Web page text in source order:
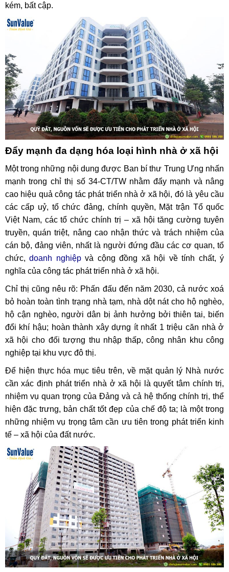
kém, bất cập.
Đẩy mạnh đa dạng hóa loại hình nhà ở xã hội
Một trong những nội dung được Ban bí thư Trung Ưng nhấn
mạnh trong chỉ thị số 34-CT/TW nhằm đẩy mạnh và nâng
cao hiệu quả công tác phát triển nhà ở xã hội, đó là yêu cầu
các cấp uỷ, tổ chức đảng, chính quyền, Mặt trận Tổ quốc
Việt Nam, các tổ chức chính trị – xã hội tăng cường tuyên
truyền, quán triệt, nâng cao nhận thức và trách nhiệm của
cán bộ, đảng viên, nhất là người đứng đầu các cơ quan, tổ
chức,doanh nghiệpvà cộng đồng xã hội về tính chất, ý
nghĩa của công tác phát triển nhà ở xã hội.
Chỉ thị cũng nêu rõ: Phấn đấu đến năm 2030, cả nước xoá
bỏ hoàn toàn tình trạng nhà tạm, nhà dột nát cho hộ nghèo,
hộ cận nghèo, người dân bị ảnh hưởng bởi thiên tai, biến
đổi khí hậu; hoàn thành xây dựng ít nhất 1 triệu căn nhà ở
xã hội cho đối tượng thu nhập thấp, công nhân khu công
nghiệp tại khu vực đô thị.
Để hiện thực hóa mục tiêu trên, về mặt quản lý Nhà nước
cần xác định phát triển nhà ở xã hội là quyết tâm chính trị,
nhiệm vụ quan trọng của Đảng và cả hệ thống chính trị, thể
hiện đặc trưng, bản chất tốt đẹp của chế độ ta; là một trong
những nhiệm vụ trọng tâm cần ưu tiên trong phát triển kinh
tế – xã hội của đất nước.